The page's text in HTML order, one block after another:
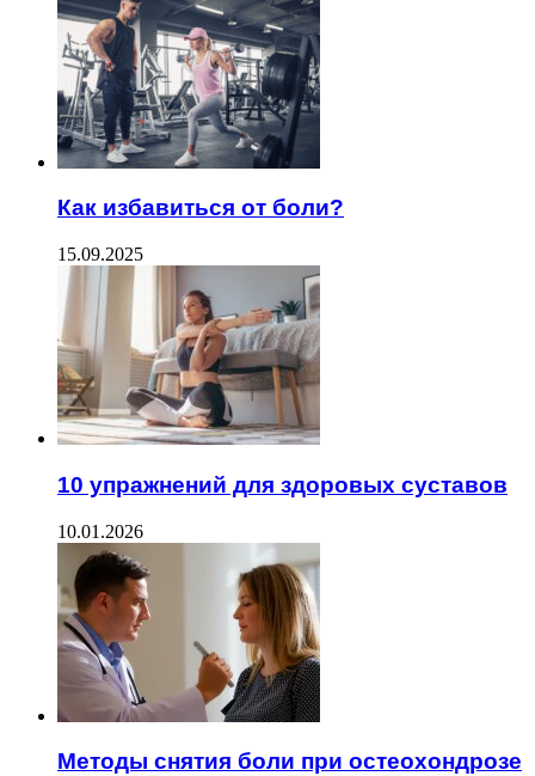
Как избавиться от боли?
15.09.2025
10 упражнений для здоровых суставов
10.01.2026
Методы снятия боли при остеохондрозе